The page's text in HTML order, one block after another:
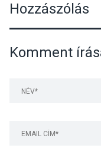
Hozzászólás
Komment